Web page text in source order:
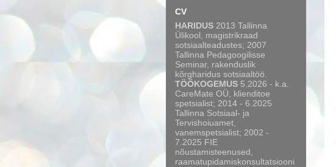
CV
HARIDUS 2013 Tallinna
Ülikool, magistrikraad
sotsiaalteadustes; 2007
Tallinna Pedagoogilisse
Seminar, rakenduslik
kõrgharidus sotsiaaltöö.
TÖÖKOGEMUS 5.2026 - k.a.
CareMate OÜ, klienditoe
spetsialist; 2014 - 6.2025
Tallinna Sotsiaal- ja
Tervishoiuamet,
vanemspetsialist; 2002 -
7.2025 FIE
nõustamisteenused,
raamatupidamiskonsultatsiooni